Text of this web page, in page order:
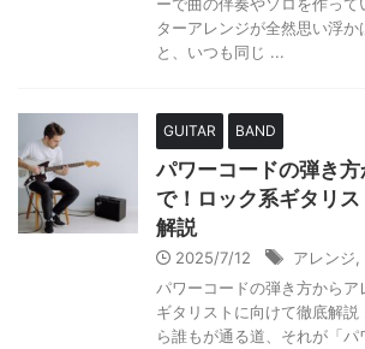
ターアレンジが全然思い浮
と、いつも同じ ...
GUITAR BAND
パワーコードの弾き
で！ロック系ギタリ
解説
2025/7/12 アレンジ
パワーコードの弾き方から
ギタリストに向けて徹底解
ら誰もが通る道、それが「